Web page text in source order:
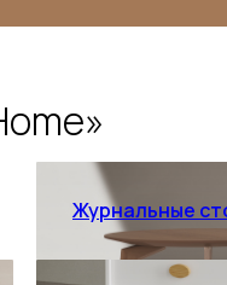
Журнальные